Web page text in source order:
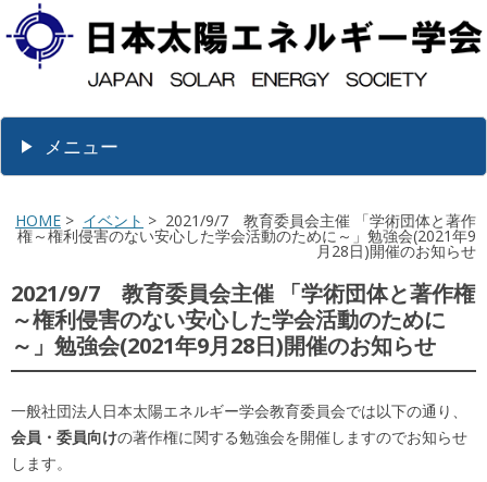
メニュー
HOME > イベント > 2021/9/7 教育委員会主催 「学術団体と著作
権～権利侵害のない安心した学会活動のために～」勉強会(2021年9
月28日)開催のお知らせ
2021/9/7 教育委員会主催 「学術団体と著作権
～権利侵害のない安心した学会活動のために
～」勉強会(2021年9月28日)開催のお知らせ
一般社団法人日本太陽エネルギー学会教育委員会では以下の通り、
会員・委員向けの著作権に関する勉強会を開催しますのでお知らせ
します。